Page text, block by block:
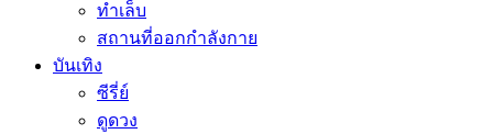
ทำเล็บ
สถานที่ออกกำลังกาย
บันเทิง
ซีรี่ย์
ดูดวง